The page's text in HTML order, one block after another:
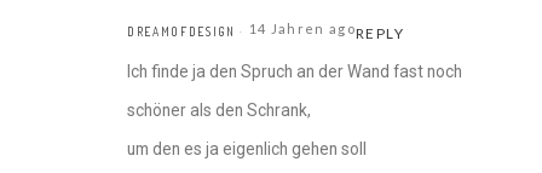
DREAMOFDESIGN 14 Jahren agoREPLY
Ich finde ja den Spruch an der Wand fast noch
schöner als den Schrank,
um den es ja eigenlich gehen soll